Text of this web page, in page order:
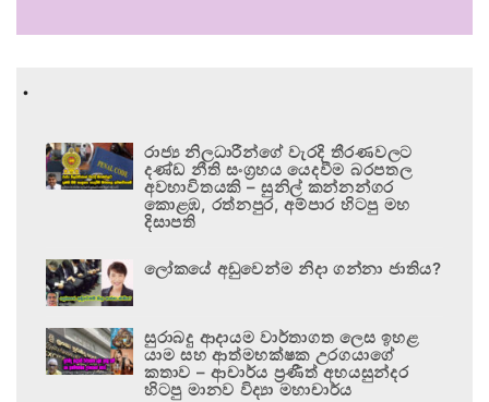
.
රාජ්‍ය නිලධාරීන්ගේ වැරදි තීරණවලට
දණ්ඩ නීති සංග්‍රහය යෙදවීම බරපතල
අවභාවිතයකි – සුනිල් කන්නන්ගර
කොළඹ, රත්නපුර, අම්පාර හිටපු මහ
දිසාපති
ලෝකයේ අඩුවෙන්ම නිදා ගන්නා ජාතිය?
සුරාබදු ආදායම වාර්තාගත ලෙස ඉහළ
යාම සහ ආත්මභක්ෂක උරගයාගේ
කතාව – ආචාර්ය ප්‍රණීත් අභයසුන්දර
හිටපු මානව විද්‍යා මහාචාර්ය